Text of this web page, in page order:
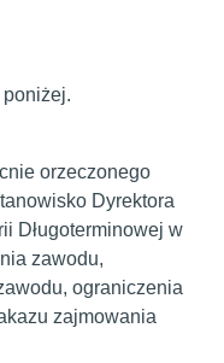
poniżej.
orzeczonego
Dyrektora
Długoterminowej w
zawodu,
ograniczenia
zajmowania